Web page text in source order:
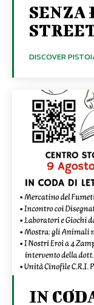
SENZA
DISCOVER
IN